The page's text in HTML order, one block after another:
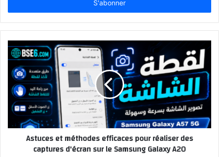
Astuces et méthodes efficaces pour réaliser des
captures d'écran sur le Samsung Galaxy A20